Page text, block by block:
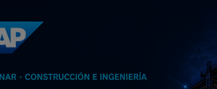
edificación residencial
NOTICIAS